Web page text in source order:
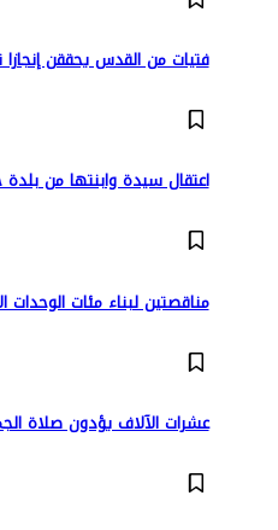
فتيات من القدس يحققن
اعتقال سيدة وابنتها من
مناقصتين لبناء مئات
عشرات الآلاف يؤدون صلاة